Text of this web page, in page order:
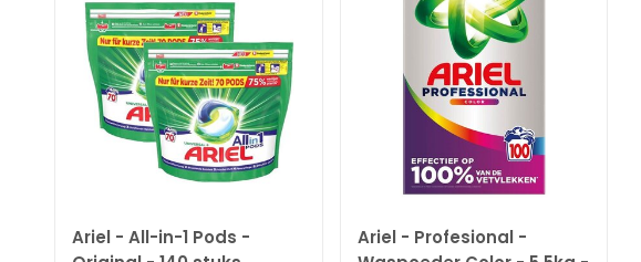
Ariel - All-in-1 Pods -
Ariel - Profesional -